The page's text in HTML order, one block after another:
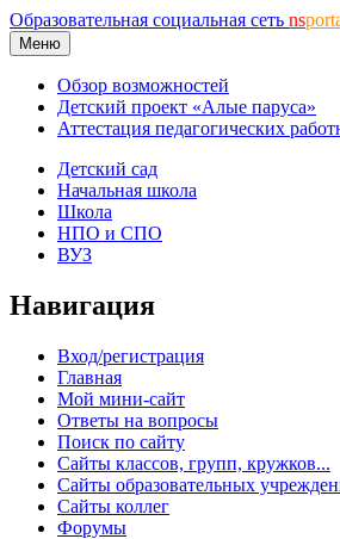
Образовательная социальная сеть ns
Меню
Обзор возможностей
Детский проект «Алые паруса»
Аттестация педагогических
Детский сад
Начальная школа
Школа
НПО и СПО
ВУЗ
Навигация
Вход/регистрация
Главная
Мой мини-сайт
Ответы на вопросы
Поиск по сайту
Сайты классов, групп, кружков...
Сайты образовательных
Сайты коллег
Форумы